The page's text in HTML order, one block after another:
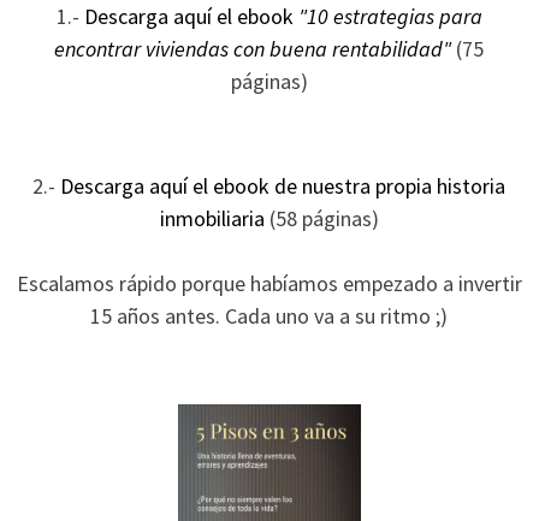
1.- Descarga aquí el ebook "10 estrategias para
encontrar viviendas con buena rentabilidad"(75
páginas)
2.- Descarga aquí el ebook de nuestra propia historia
inmobiliaria (58 páginas)
Escalamos rápido porque habíamos empezado a invertir
15 años antes. Cada uno va a su ritmo ;)
personalizados.